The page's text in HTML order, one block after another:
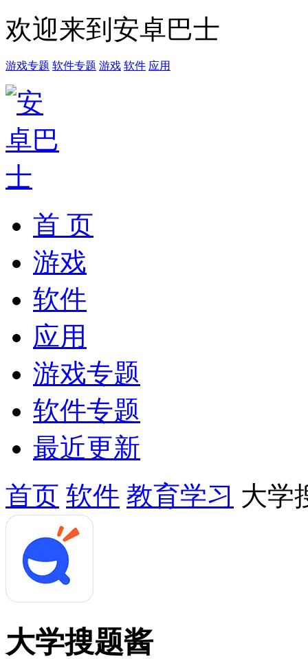
欢迎来到安卓巴士
游戏专题 软件专题 游戏 软件 应用
首 页
游戏
软件
应用
游戏专题
软件专题
最近更新
首页 软件 教育学习 大学
大学搜题酱